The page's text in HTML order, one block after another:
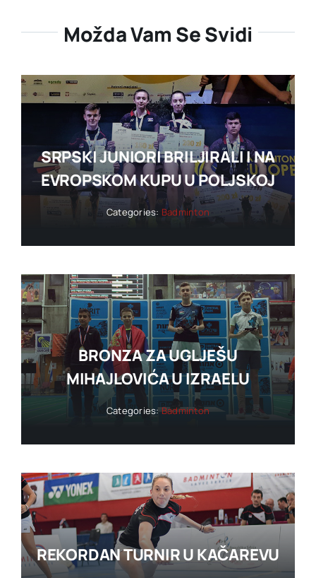
Možda Vam Se Svidi
SRPSKI JUNIORI BRILJIRALI I NA
EVROPSKOM KUPU U POLJSKOJ
Categories: Badminton
BRONZA ZA UGLJEŠU
MIHAJLOVIĆA U IZRAELU
Categories:Badminton
REKORDAN TURNIR U KAČAREVU